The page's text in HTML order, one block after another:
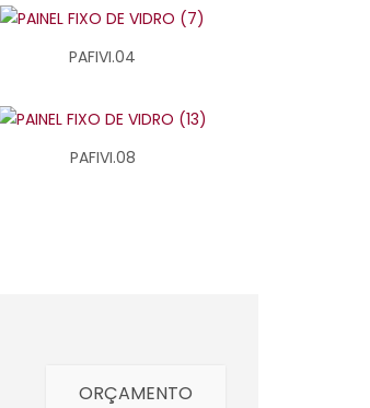
PAFIVI.04
PAFIVI.08
ORÇAMENTO